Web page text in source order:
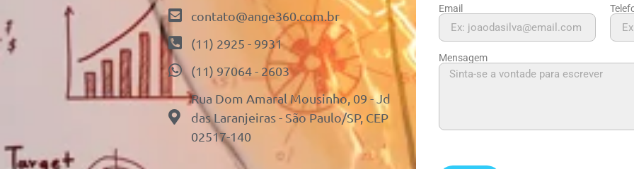
contato@ange360.com.br
(11) 2925 - 9931
(11) 97064 - 2603
Rua Dom Amaral Mousinho, 09 - Jd
das Laranjeiras - São Paulo/SP, CEP
02517-140
Email
Mensagem